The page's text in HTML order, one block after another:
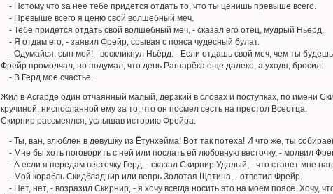
- Потому что за нее тебе придется отдать то, что ты ценишь превыше всего.
- Превыше всего я ценю свой волшебный меч.
- Тебе придется отдать свой волшебный меч, - сказал его отец, мудрый Ньёрд.
- Я отдам его, - заявил Фрейр, срывая с пояса чудесный булат.
- Одумайся, сын мой! - воскликнул Ньёрд. - Если отдашь свой меч, чем ты будешь
Фрейр промолчал, но подумал, что день Рагнарёка еще далеко, а уходя, бросил:
- В Герд мое счастье.
Жил в Асгарде один отчаянный малый, дерзкий в словах и поступках, по имени
кручиной, ниспосланной ему за то, что он посмел сесть на престол Всеотца.
Скирнир рассмеялся, услышав историю Фрейра.
- Ты, ван, влюблен в девушку из Ётунхейма! Вот так потеха! И что же, ты
- Мне бы хоть поговорить с ней или послать ей любовную весточку, - молвил
- А если я передам весточку Герд, - сказал Скирнир Удалый, - что станет мне
- Мой корабль Скидбладнир или вепрь Золотая Щетина, - ответил Фрейр.
- Нет, нет, - возразил Скирнир, - я хочу всегда носить это на моем поясе.